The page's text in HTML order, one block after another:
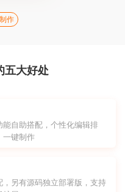
作
五大好处
自助搭配，个性化编辑排
一键制作
另有源码独立部署版，支持